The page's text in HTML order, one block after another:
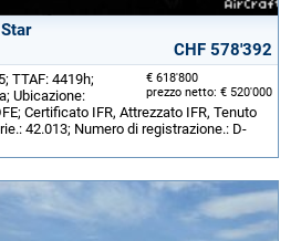
CHF 578'392
€ 618'800
prezzo netto: € 520'000
TTAF: 4419h;
Ubicazione:
Certificato IFR, Attrezzato IFR, Tenuto
42.013; Numero di registrazione.: D-